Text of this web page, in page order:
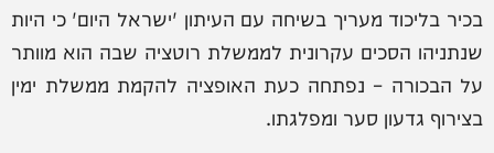
בכיר בליכוד מעריך בשיחה עם העיתון 'ישראל היום' כי היות
שנתניהו הסכים עקרונית לממשלת רוטציה שבה הוא מוותר
על הבכורה – נפתחה כעת האופציה להקמת ממשלת ימין
בצירוף גדעון סער ומפלגתו.